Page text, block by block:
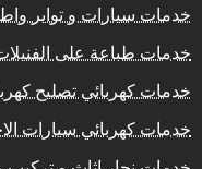
خدمات سيارات و تواير
خدمات طباعة على
خدمات كهربائي تصليح
خدمات كهربائي سيارات